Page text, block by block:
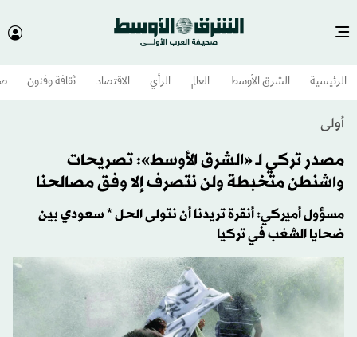
الرئيسية الشرق الأوسط​ العالم الرأي الاقتصاد ثقافة وفنون
أولى
مصدر تركي لـ «الشرق الأوسط»: تصريحات
واشنطن متخبطة ولن نتصرف إلا وفق مصالحنا
مسؤول أميركي: أنقرة تريدنا أن نتولى الحل * سعودي بين
ضحايا الشغب في تركيا